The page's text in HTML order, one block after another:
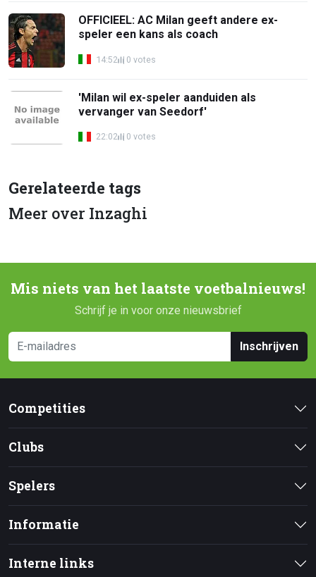
OFFICIEEL: AC Milan geeft andere ex-
speler een kans als coach
14:52 0 votes
'Milan wil ex-speler aanduiden als
vervanger van Seedorf'
22:02 0 votes
Gerelateerde tags
Meer over Inzaghi
Mis niets van het laatste voetbalnieuws!
Schrijf je in voor onze nieuwsbrief
Inschrijven
Competities
Clubs
Spelers
Informatie
Interne links